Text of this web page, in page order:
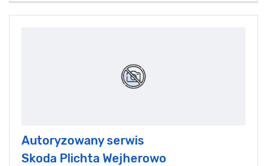
Autoryzowany serwis
Skoda Plichta Wejherowo